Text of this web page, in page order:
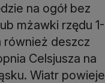
na ogół bez
mżawki rzędu 1-
deszcz
Celsjusza na
Wiatr powieje